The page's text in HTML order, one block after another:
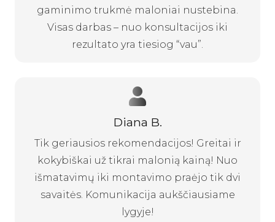
gaminimo trukmė maloniai nustebina.
Visas darbas – nuo konsultacijos iki
rezultato yra tiesiog “vau”.
Diana B.
Tik geriausios rekomendacijos! Greitai ir
kokybiškai už tikrai malonią kainą! Nuo
išmatavimų iki montavimo praėjo tik dvi
savaitės. Komunikacija aukščiausiame
lygyje!